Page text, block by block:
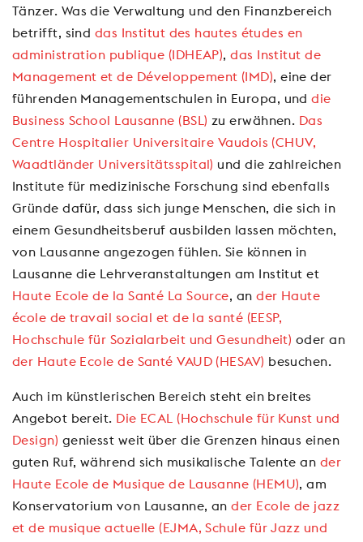
Tänzer. Was die Verwaltung und den Finanzbereich
betrifft, sind das Institut des hautes études en
administration publique (IDHEAP),das Institut de
Management et de Développement (IMD), eine der
führenden Managementschulen in Europa, unddie
Business School Lausanne (BSL) zu erwähnen. Das
Centre Hospitalier Universitaire Vaudois (CHUV,
Waadtländer Universitätsspital) und die zahlreichen
Institute für medizinische Forschung sind ebenfalls
Gründe dafür, dass sich junge Menschen, die sich in
einem Gesundheitsberuf ausbilden lassen möchten,
von Lausanne angezogen fühlen. Sie können in
Lausanne die Lehrveranstaltungen am Institut et
Haute Ecole de la Santé La Source, ander Haute
école de travail social et de la santé (EESP,
Hochschule für Sozialarbeit und Gesundheit) oder an
der Haute Ecole de Santé VAUD (HESAV) besuchen.
Auch im künstlerischen Bereich steht ein breites
Angebot bereit. Die ECAL (Hochschule für Kunst und
Design) geniesst weit über die Grenzen hinaus einen
guten Ruf, während sich musikalische Talente an der
Haute Ecole de Musique de Lausanne (HEMU), am
Konservatorium von Lausanne, ander Ecole de jazz
et de musique actuelle (EJMA, Schule für Jazz und